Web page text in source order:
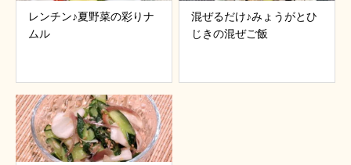
レンチン♪夏野菜の彩りナ
ムル
混ぜるだけ♪みょうがとひ
じきの混ぜご飯